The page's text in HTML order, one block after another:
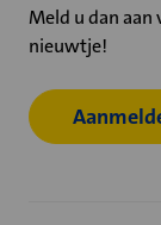
Meld u dan aan
nieuwtje!